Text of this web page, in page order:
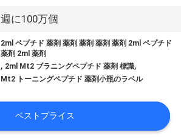
週に100万個
2ml ペプチド 薬剤 薬剤 薬剤 薬剤 薬剤 2ml ペプチド
薬剤 2ml 薬剤
, 2ml Mt2 ブラニングペプチド 薬剤 標識,
Mt2 トーニングペプチド 薬剤小瓶のラベル
ベストプライス